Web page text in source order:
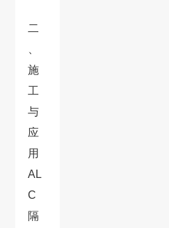
二
施
工
与
应
用
AL
C
隔